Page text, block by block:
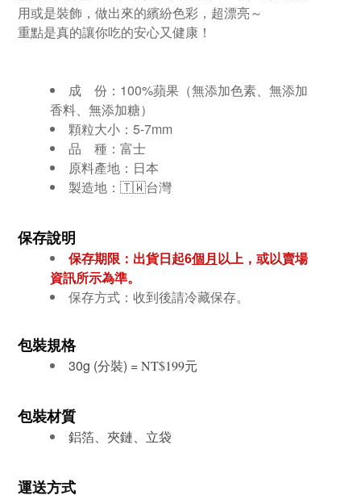
用或是裝飾，做出來的繽紛色彩，超漂亮～
重點是真的讓你吃的安心又健康！
成 份： 100%蘋果（無添加色素、無添加
香料、無添加糖）
顆粒大小：5-7mm
品 種：富士
原料產地：日本
製造地：🇹🇼台灣
保存說明
保存期限： 出貨日起6個月以上，或以賣場
資訊所示為準。
保存方式：收到後請冷藏保存。
包裝規格
30g (分裝) =NT$199元
包裝材質
鋁箔、夾鏈、立袋
運送方式